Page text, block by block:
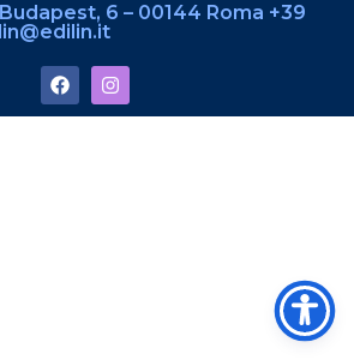
Budapest, 6 – 00144 Roma +39